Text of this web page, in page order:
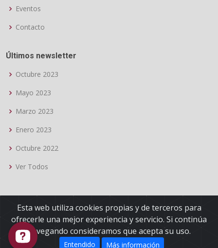
Eventos
Contacto
Últimos newsletter
Octubre 2023
Mayo 2023
Marzo 2023
Enero 2023
Octubre 2022
Ver Todos
© CopyrightOTEA Granada.
Protección de datos Política de Cookies
Esta web utiliza cookies propias y de terceros para
ofrecerle una mejor experiencia y servicio. Si continúa
navegando consideramos que acepta su uso.
Entendido Más información